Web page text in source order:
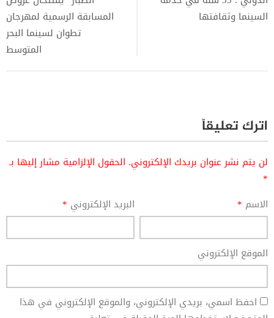
السينما وثقافتها
المسابقة الرسمية لمهرجان
تطوان لسينما البحر
المتوسط
اترك تعليقاً
لن يتم نشر عنوان بريدك الإلكتروني. الحقول الإلزامية مشار إليها بـ
*
الاسم * البريد الإلكتروني *
الموقع الإلكتروني
احفظ اسمي، بريدي الإلكتروني، والموقع الإلكتروني في هذا